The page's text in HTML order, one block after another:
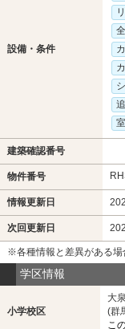
設備・条件
建築確認番号
物件番号
情報更新日
次回更新日
※各種情報と差異がある
学区情報
小学校区
大
(群
こ